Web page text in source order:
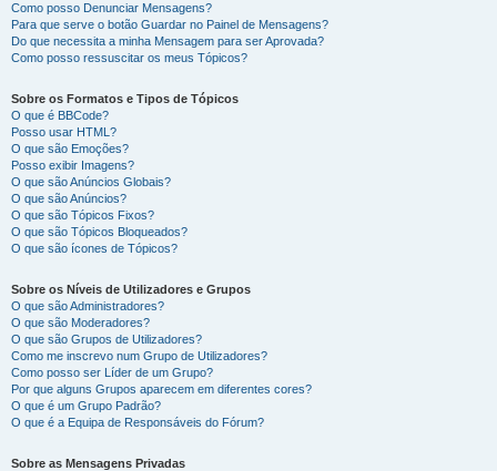
Como posso Denunciar Mensagens?
Para que serve o botão Guardar no Painel de Mensagens?
Do que necessita a minha Mensagem para ser Aprovada?
Como posso ressuscitar os meus Tópicos?
Sobre os Formatos e Tipos de Tópicos
O que é BBCode?
Posso usar HTML?
O que são Emoções?
Posso exibir Imagens?
O que são Anúncios Globais?
O que são Anúncios?
O que são Tópicos Fixos?
O que são Tópicos Bloqueados?
O que são ícones de Tópicos?
Sobre os Níveis de Utilizadores e Grupos
O que são Administradores?
O que são Moderadores?
O que são Grupos de Utilizadores?
Como me inscrevo num Grupo de Utilizadores?
Como posso ser Líder de um Grupo?
Por que alguns Grupos aparecem em diferentes cores?
O que é um Grupo Padrão?
O que é a Equipa de Responsáveis do Fórum?
Sobre as Mensagens Privadas